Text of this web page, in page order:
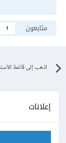
متابعون
1
اذهب إلى قائمة
إعلانات